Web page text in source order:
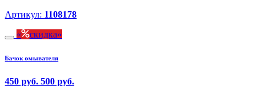
Артикул: 1108178
скидка
Бачок омывателя
450 руб. 500 руб.